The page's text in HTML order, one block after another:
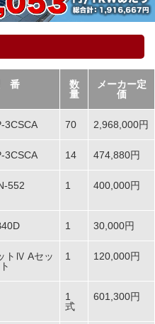
番
数
量
メーカー定
価
3CSCA 70 2,968,000円
3CSCA 14 474,880円
552 1 400,000円
1 30,000円
トⅣ Aセッ
ト
1 120,000円
1
式
601,300円